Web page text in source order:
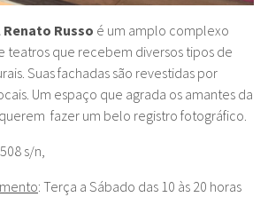
Russo é um amplo complexo
teatros que recebem diversos tipos de
Suas fachadas são revestidas por
Um espaço que agrada os amantes da
fazer um belo registro fotográfico.
s/n,
: Terça a Sábado das 10 às 20 horas